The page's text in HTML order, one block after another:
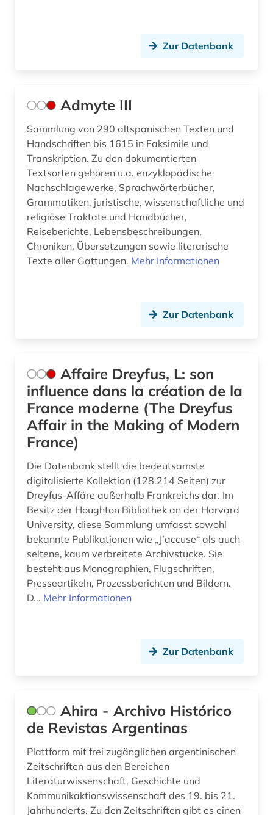
dolmetschen (1)
dreyfus-affäre (1)
drittes reich (2)
druckwerk (7)
dänisch (2)
edition (1)
einführung (2)
elektronische bibliothek (1)
elektronische ressource (1)
elektronische zeitschrift (10)
elektronisches buch (22)
england (1)
englisch (35)
enzyklopädie (12)
erlebnisbericht (2)
etymologie (5)
europa (5)
fernando pessoa (1)
feuilleton (1)
fid (1)
Zur Datenbank
Admyte III
Sammlung von 290 altspanischen Texten und
Handschriften bis 1615 in Faksimile und
Transkription. Zu den dokumentierten
Textsorten gehören u.a. enzyklopädische
Nachschlagewerke, Sprachwörterbücher,
Grammatiken, juristische, wissenschaftliche und
religiöse Traktate und Handbücher,
Reiseberichte, Lebensbeschreibungen,
Chroniken, Übersetzungen sowie literarische
Texte aller Gattungen. Mehr Informationen
Zur Datenbank
Affaire Dreyfus, L: son
influence dans la création de la
France moderne (The Dreyfus
Affair in the Making of Modern
France)
Die Datenbank stellt die bedeutsamste
digitalisierte Kollektion (128.214 Seiten) zur
Dreyfus-Affäre außerhalb Frankreichs dar. Im
Besitz der Houghton Bibliothek an der Harvard
University, diese Sammlung umfasst sowohl
bekannte Publikationen wie „J’accuse“ als auch
seltene, kaum verbreitete Archivstücke. Sie
besteht aus Monographien, Flugschriften,
Presseartikeln, Prozessberichten und Bildern.
D... Mehr Informationen
Zur Datenbank
Ahira - Archivo Histórico
de Revistas Argentinas
Plattform mit frei zugänglichen argentinischen
Zeitschriften aus den Bereichen
Literaturwissenschaft, Geschichte und
Kommunikaktionswissenschaft des 19. bis 21.
Jahrhunderts. Zu den Zeitschriften gibt es einen